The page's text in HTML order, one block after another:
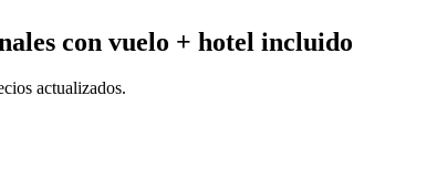
con vuelo + hotel incluido
actualizados.